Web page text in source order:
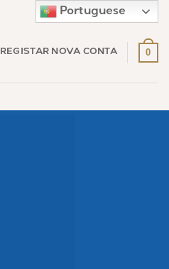
Portuguese
NOVA CONTA 0